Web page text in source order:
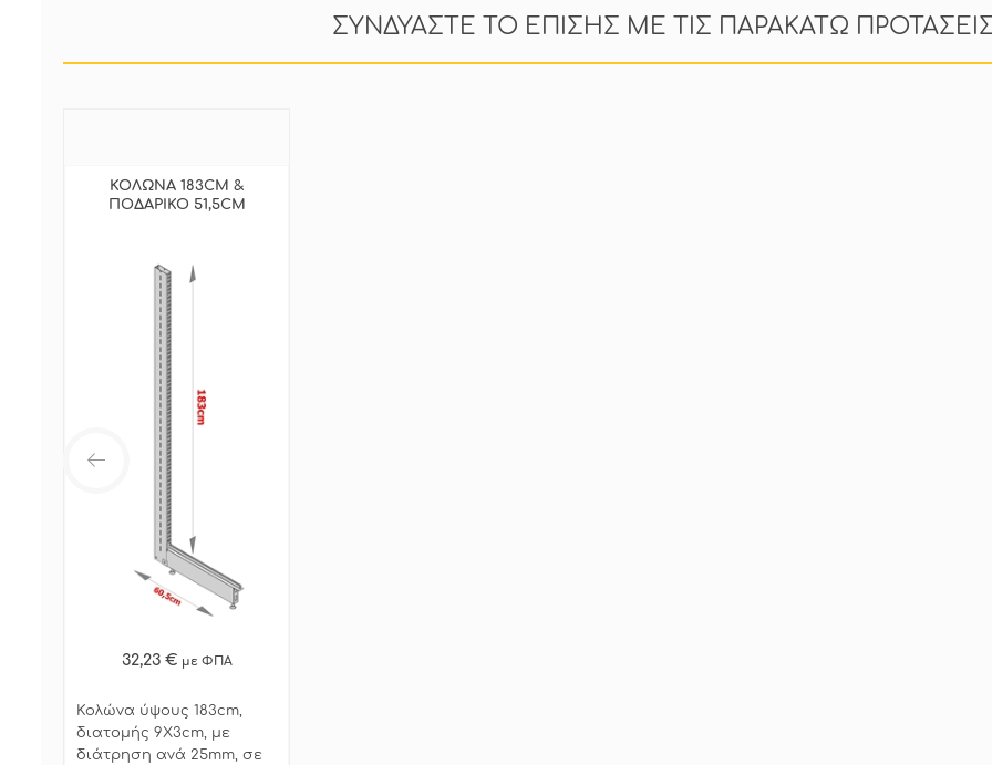
ΣΥΝΔΥΑΣΤΕ ΤΟ ΕΠΙΣΗΣ ΜΕ ΤΙΣ ΠΑΡΑΚΑΤΩ
ΚΟΛΩΝΑ 183CM &
ΠΟΔΑΡΙΚΟ 51,5CM
32,23 € με ΦΠΑ
Κολώνα ύψους 183cm,
διατομής 9X3cm, με
διάτρηση ανά 25mm, σε